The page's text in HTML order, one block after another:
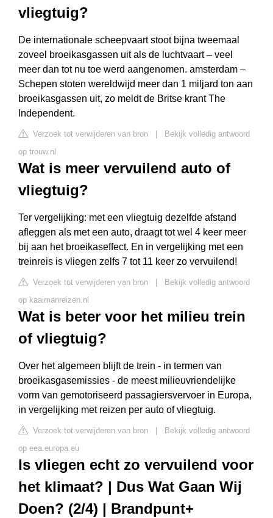
vliegtuig?
De internationale scheepvaart stoot bijna tweemaal
zoveel broeikasgassen uit als de luchtvaart – veel
meer dan tot nu toe werd aangenomen. amsterdam –
Schepen stoten wereldwijd meer dan 1 miljard ton aan
broeikasgassen uit, zo meldt de Britse krant The
Independent.
Verzoek tot verwijderen van bron
Bekijk volledig antwoord
op trouw.nl
Wat is meer vervuilend auto of
vliegtuig?
Ter vergelijking: met een vliegtuig dezelfde afstand
afleggen als met een auto, draagt tot wel 4 keer meer
bij aan het broeikaseffect. En in vergelijking met een
treinreis is vliegen zelfs 7 tot 11 keer zo vervuilend!
Verzoek tot verwijderen van bron
Bekijk volledig antwoord
op kaaimanreizen.nl
Wat is beter voor het milieu trein
of vliegtuig?
Over het algemeen blijft de trein - in termen van
broeikasgasemissies - de meest milieuvriendelijke
vorm van gemotoriseerd passagiersvervoer in Europa,
in vergelijking met reizen per auto of vliegtuig.
Verzoek tot verwijderen van bron
Bekijk volledig antwoord
op eea.europa.eu
Is vliegen echt zo vervuilend voor
het klimaat? | Dus Wat Gaan Wij
Doen? (2/4) | Brandpunt+